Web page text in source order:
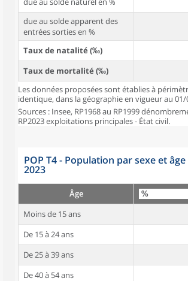
due au solde apparent des
entrées sorties en %
Taux de natalité (‰)
Taux de mortalité (‰)
Les données proposées sont établies à
identique, dans la géographie en vigueur au 01/
Sources : Insee, RP1968 au RP1999
RP2023 exploitations principales - État civil.
POP T4 - Population par sexe et
2023
Âge
Moins de 15 ans
De 15 à 24 ans
De 25 à 39 ans
De 40 à 54 ans